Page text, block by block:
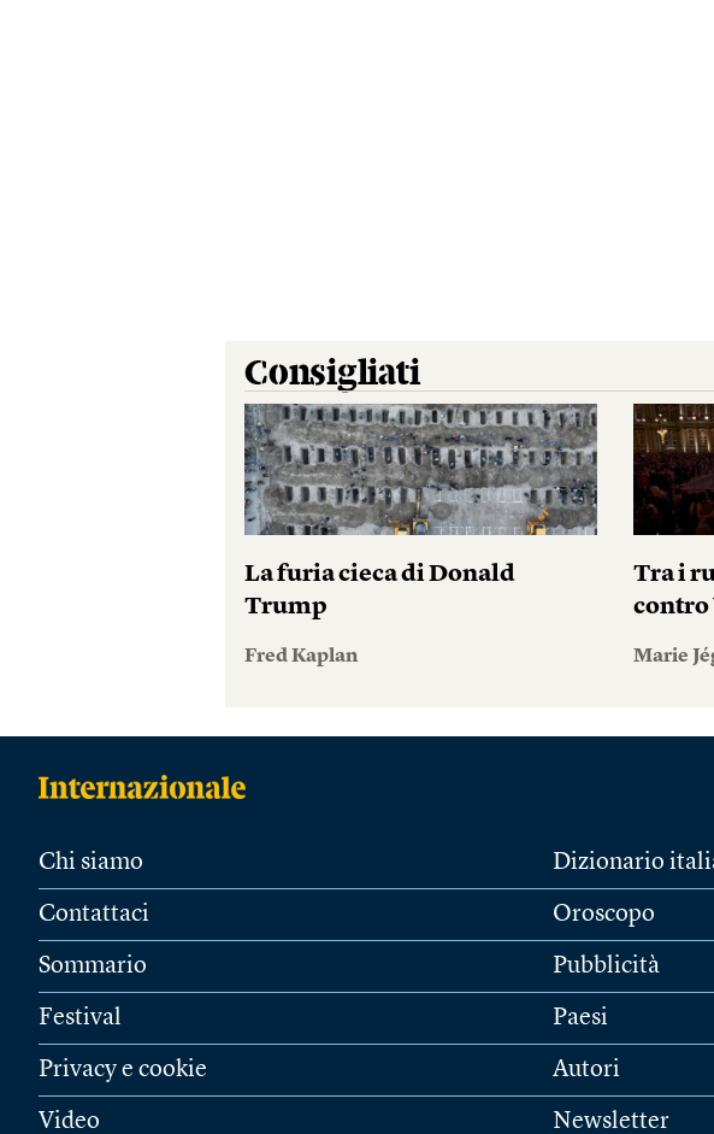
Consigliati
La furia cieca di Donald
Trump
Fred Kaplan
Tra i
Marie
Chi siamo
Contattaci
Sommario
Festival
Privacy e cookie
Video
Dizionario
Oroscopo
Pubblicità
Paesi
Autori
Newsletter